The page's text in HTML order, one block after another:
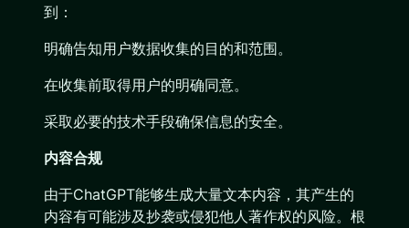
到：
明确告知用户数据收集的目的和范围。
在收集前取得用户的明确同意。
采取必要的技术手段确保信息的安全。
内容合规
由于ChatGPT能够生成大量文本内容，其产生的
内容有可能涉及抄袭或侵犯他人著作权的风险。根